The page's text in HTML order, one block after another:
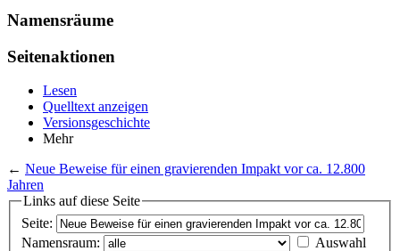
Namensräume
Seitenaktionen
Lesen
Quelltext anzeigen
Versionsgeschichte
Mehr
← Neue Beweise für einen gravierenden Impakt vor ca. 12.800
Jahren
Links auf diese Seite
Seite:
Namensraum:
Auswahl